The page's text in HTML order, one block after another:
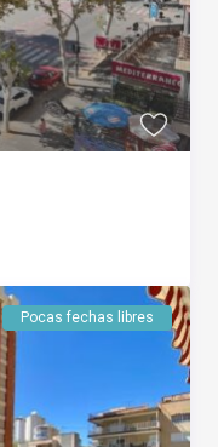
Pocas fechas libres